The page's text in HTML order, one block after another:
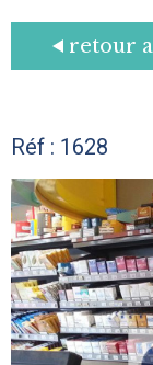
retour
Réf : 1628